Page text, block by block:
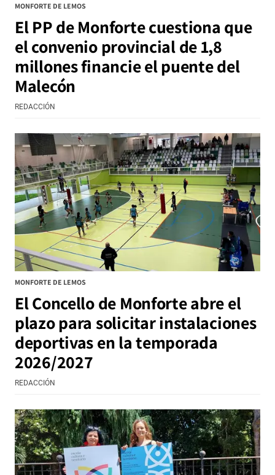
MONFORTE DE LEMOS
El PP de Monforte cuestiona que
el convenio provincial de 1,8
millones financie el puente del
Malecón
REDACCIÓN
MONFORTE DE LEMOS
El Concello de Monforte abre el
plazo para solicitar instalaciones
deportivas en la temporada
2026/2027
REDACCIÓN